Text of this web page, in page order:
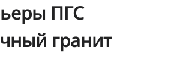
ПГС
гранит